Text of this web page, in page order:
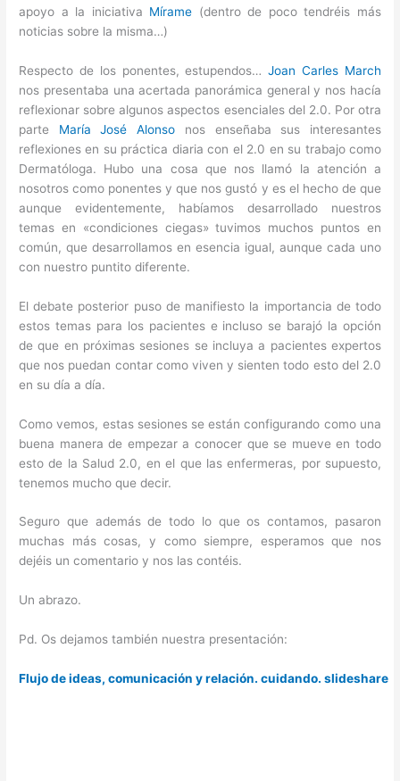
apoyo a la iniciativa Mírame (dentro de poco tendréis más
noticias sobre la misma…)
Respecto de los ponentes, estupendos…Joan Carles March
nos presentaba una acertada panorámica general y nos hacía
reflexionar sobre algunos aspectos esenciales del 2.0. Por otra
parte María José Alonso nos enseñaba sus interesantes
reflexiones en su práctica diaria con el 2.0 en su trabajo como
Dermatóloga. Hubo una cosa que nos llamó la atención a
nosotros como ponentes y que nos gustó y es el hecho de que
aunque evidentemente, habíamos desarrollado nuestros
temas en «condiciones ciegas» tuvimos muchos puntos en
común, que desarrollamos en esencia igual, aunque cada uno
con nuestro puntito diferente.
El debate posterior puso de manifiesto la importancia de todo
estos temas para los pacientes e incluso se barajó la opción
de que en próximas sesiones se incluya a pacientes expertos
que nos puedan contar como viven y sienten todo esto del 2.0
en su día a día.
Como vemos, estas sesiones se están configurando como una
buena manera de empezar a conocer que se mueve en todo
esto de la Salud 2.0, en el que las enfermeras, por supuesto,
tenemos mucho que decir.
Seguro que además de todo lo que os contamos, pasaron
muchas más cosas, y como siempre, esperamos que nos
dejéis un comentario y nos las contéis.
Un abrazo.
Pd. Os dejamos también nuestra presentación:
Flujo de ideas, comunicación y relación. cuidando. slideshare